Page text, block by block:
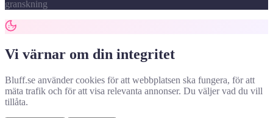
granskning
Vi värnar om din integritet
Bluff.se använder cookies för att webbplatsen ska fungera, för att
mäta trafik och för att visa relevanta annonser. Du väljer vad du vill
tillåta.